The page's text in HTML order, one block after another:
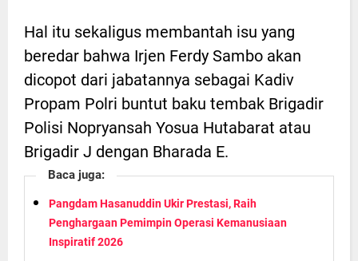
Hal itu sekaligus membantah isu yang
beredar bahwa Irjen Ferdy Sambo akan
dicopot dari jabatannya sebagai Kadiv
Propam Polri buntut baku tembak Brigadir
Polisi Nopryansah Yosua Hutabarat atau
Brigadir J dengan Bharada E.
Baca juga:
Pangdam Hasanuddin Ukir Prestasi, Raih
Penghargaan Pemimpin Operasi Kemanusiaan
Inspiratif 2026